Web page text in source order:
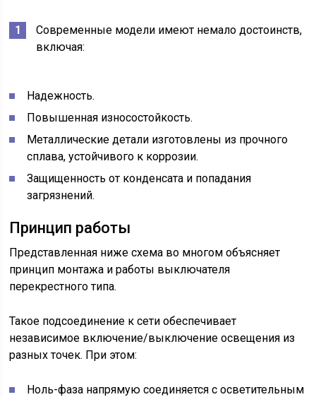
Современные модели имеют немало достоинств,
включая:
Надежность.
Повышенная износостойкость.
Металлические детали изготовлены из прочного
сплава, устойчивого к коррозии.
Защищенность от конденсата и попадания
загрязнений.
Принцип работы
Представленная ниже схема во многом объясняет
принцип монтажа и работы выключателя
перекрестного типа.
Такое подсоединение к сети обеспечивает
независимое включение/выключение освещения из
разных точек. При этом:
Ноль-фаза напрямую соединяется с осветительным